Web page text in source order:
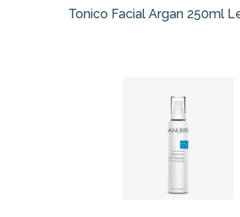
Tonico Facial Argan 250ml